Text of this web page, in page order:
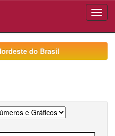
do Brasil